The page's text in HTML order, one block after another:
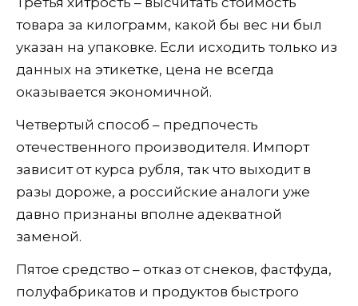
товара за килограмм, какой бы вес ни был
указан на упаковке. Если исходить только из
данных на этикетке, цена не всегда
оказывается экономичной.
Четвертый способ – предпочесть
отечественного производителя. Импорт
зависит от курса рубля, так что выходит в
разы дороже, а российские аналоги уже
давно признаны вполне адекватной
заменой.
Пятое средство – отказ от снеков, фастфуда,
полуфабрикатов и продуктов быстрого